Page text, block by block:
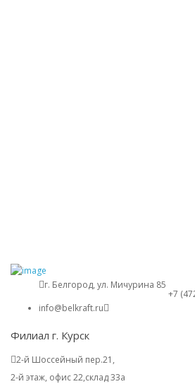
г. Белгород, ул. Мичурина 85
+7
info@belkraft.ru
Филиал г. Курск
2-й Шоссейный пер.21,
2-й этаж, офис 22,склад 33а